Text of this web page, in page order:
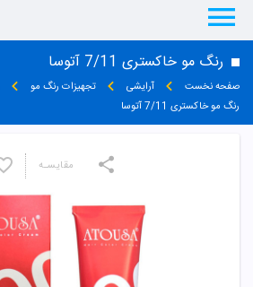
رنگ مو خاکستری 7/11 آتوسا
صفحه نخست آرایشی تجهیزات رنگ مو
رنگ مو خاکستری 7/11 آتوسا
مقایسـه